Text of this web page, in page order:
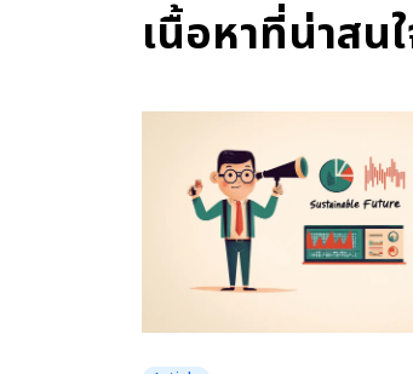
เนื้อหาที่น่าสน